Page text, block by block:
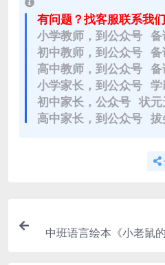
有问题？找客服联系我们
小学教师，到公众号 备
初中教师，到公众号 备
高中教师，到公众号 备
小学家长，到公众号 学
初中家长，公众号 状元
高中家长，到公众号 拔
中班语言绘本《小老鼠